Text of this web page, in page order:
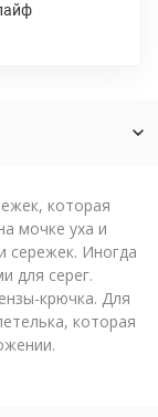
которая
мочке уха и
сережек. Иногда
для серег.
крючка. Для
которая